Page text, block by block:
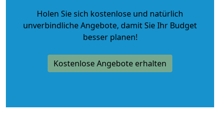
Holen Sie sich kostenlose und natürlich
unverbindliche Angebote, damit Sie Ihr Budget
besser planen!
Kostenlose Angebote erhalten